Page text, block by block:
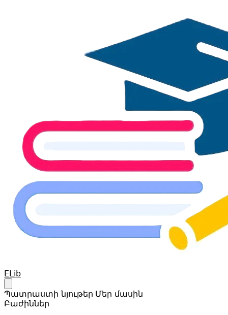
Your Company
ELib
Պատրաստի նյութեր Մեր մասին
Բաժիններ